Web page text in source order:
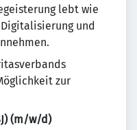
lebt wie
und
zur
(m/w/d)